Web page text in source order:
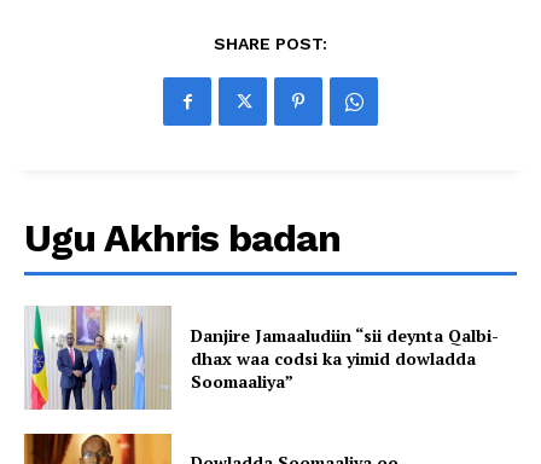
SHARE POST:
Ugu Akhris badan
Danjire Jamaaludiin “sii deynta Qalbi-
dhax waa codsi ka yimid dowladda
Soomaaliya”